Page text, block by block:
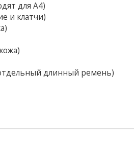
для А4)
и клатчи)
длинный ремень)